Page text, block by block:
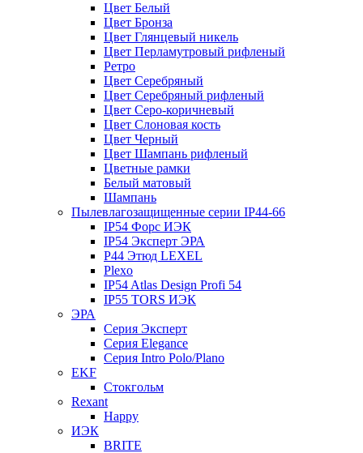
Цвет Белый
Цвет Бронза
Цвет Глянцевый никель
Цвет Перламутровый рифленый
Ретро
Цвет Серебряный
Цвет Серебряный рифленый
Цвет Серо-коричневый
Цвет Слоновая кость
Цвет Черный
Цвет Шампань рифленый
Цветные рамки
Белый матовый
Шампань
Пылевлагозащищенные серии IP44-66
IP54 Форс ИЭК
IP54 Эксперт ЭРА
P44 Этюд LEXEL
Plexo
IP54 Atlas Design Profi 54
IP55 TORS ИЭК
ЭРА
Серия Эксперт
Серия Elegance
Серия Intro Polo/Plano
EKF
Стокгольм
Rexant
Happy
ИЭК
BRITE